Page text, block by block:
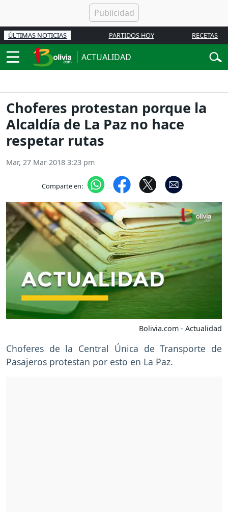
ÚLTIMAS NOTICIAS PARTIDOS HOY RECETAS
ACTUALIDAD
Choferes protestan porque la
Alcaldía de La Paz no hace
respetar rutas
Mar, 27 Mar 2018 3:23 pm
Comparte en:
Bolivia.com - Actualidad
Choferes de la Central Única de Transporte de
Pasajeros protestan por esto en La Paz.